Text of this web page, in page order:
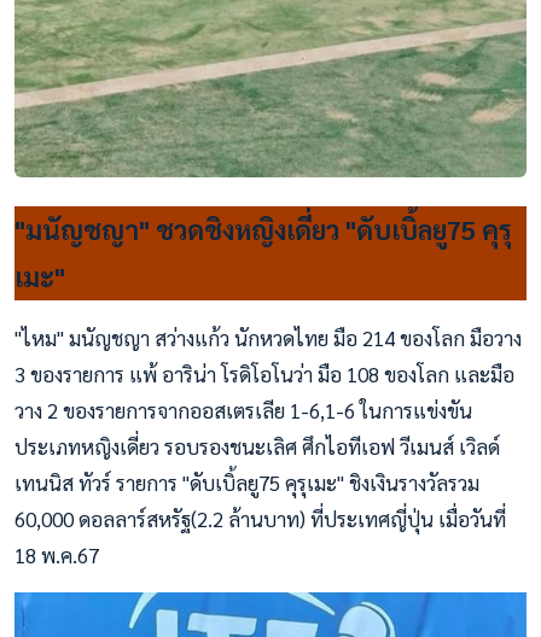
"มนัญชญา" ชวดชิงหญิงเดี่ยว "ดับเบิ้ลยู75 คุรุ
เมะ"
"ไหม" มนัญชญา สว่างแก้ว นักหวดไทย มือ 214 ของโลก มือวาง
3 ของรายการ แพ้ อาริน่า โรดิโอโนว่า มือ 108 ของโลก และมือ
วาง 2 ของรายการจากออสเตรเลีย 1-6,1-6 ในการแข่งขัน
ประเภทหญิงเดี่ยว รอบรองชนะเลิศ ศึกไอทีเอฟ วีเมนส์ เวิลด์
เทนนิส ทัวร์ รายการ "ดับเบิ้ลยู75 คุรุเมะ" ชิงเงินรางวัลรวม
60,000 ดอลลาร์สหรัฐ(2.2 ล้านบาท) ที่ประเทศญี่ปุ่น เมื่อวันที่
18 พ.ค.67